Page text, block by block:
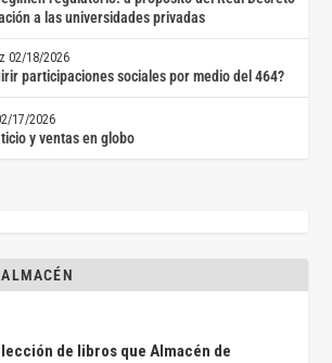
a las universidades privadas
02/18/2026
participaciones sociales por medio del 464?
17/2026
y ventas en globo
de libros que Almacén de